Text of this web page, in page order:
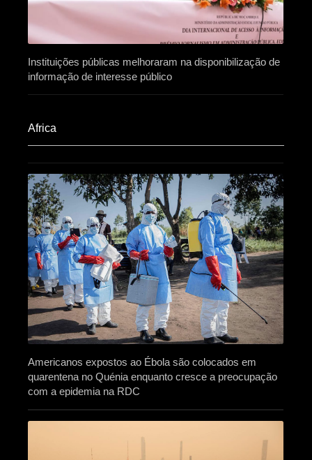
Instituições públicas melhoraram na disponibilização de
informação de interesse público
Africa​
Americanos expostos ao Ébola são colocados em
quarentena no Quénia enquanto cresce a preocupação
com a epidemia na RDC